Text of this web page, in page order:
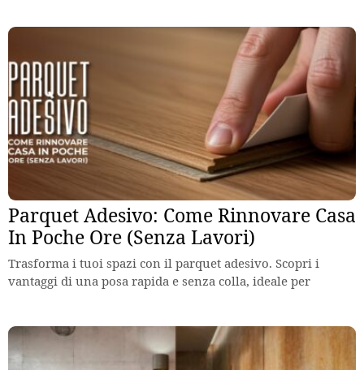
Parquet Adesivo: Come Rinnovare Casa
In Poche Ore (Senza Lavori)
Trasforma i tuoi spazi con il parquet adesivo. Scopri i
vantaggi di una posa rapida e senza colla, ideale per